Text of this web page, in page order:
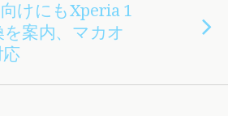
けにもXperia 1
案内、マカオ